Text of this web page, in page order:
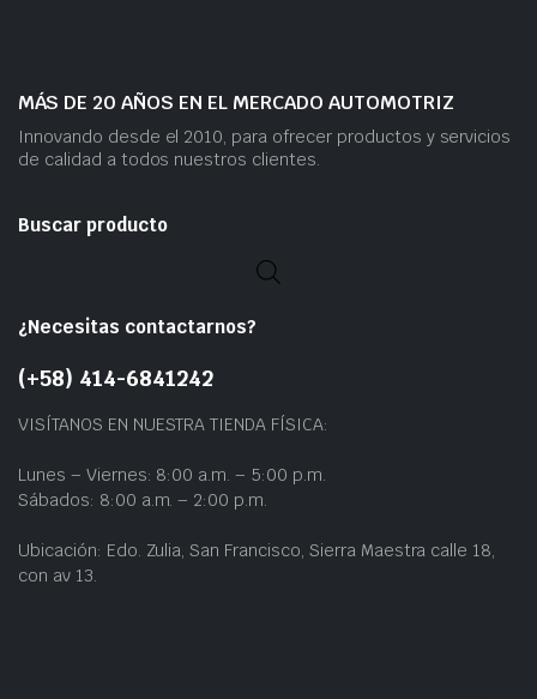
MÁS DE 20 AÑOS EN EL MERCADO AUTOMOTRIZ
Innovando desde el 2010, para ofrecer productos y servicios
de calidad a todos nuestros clientes.
Buscar producto
¿Necesitas contactarnos?
(+58) 414-6841242
VISÍTANOS EN NUESTRA TIENDA FÍSICA:
Lunes – Viernes: 8:00 a.m. – 5:00 p.m.
Sábados: 8:00 a.m. – 2:00 p.m.
Ubicación: Edo. Zulia, San Francisco, Sierra Maestra calle 18,
con av 13.